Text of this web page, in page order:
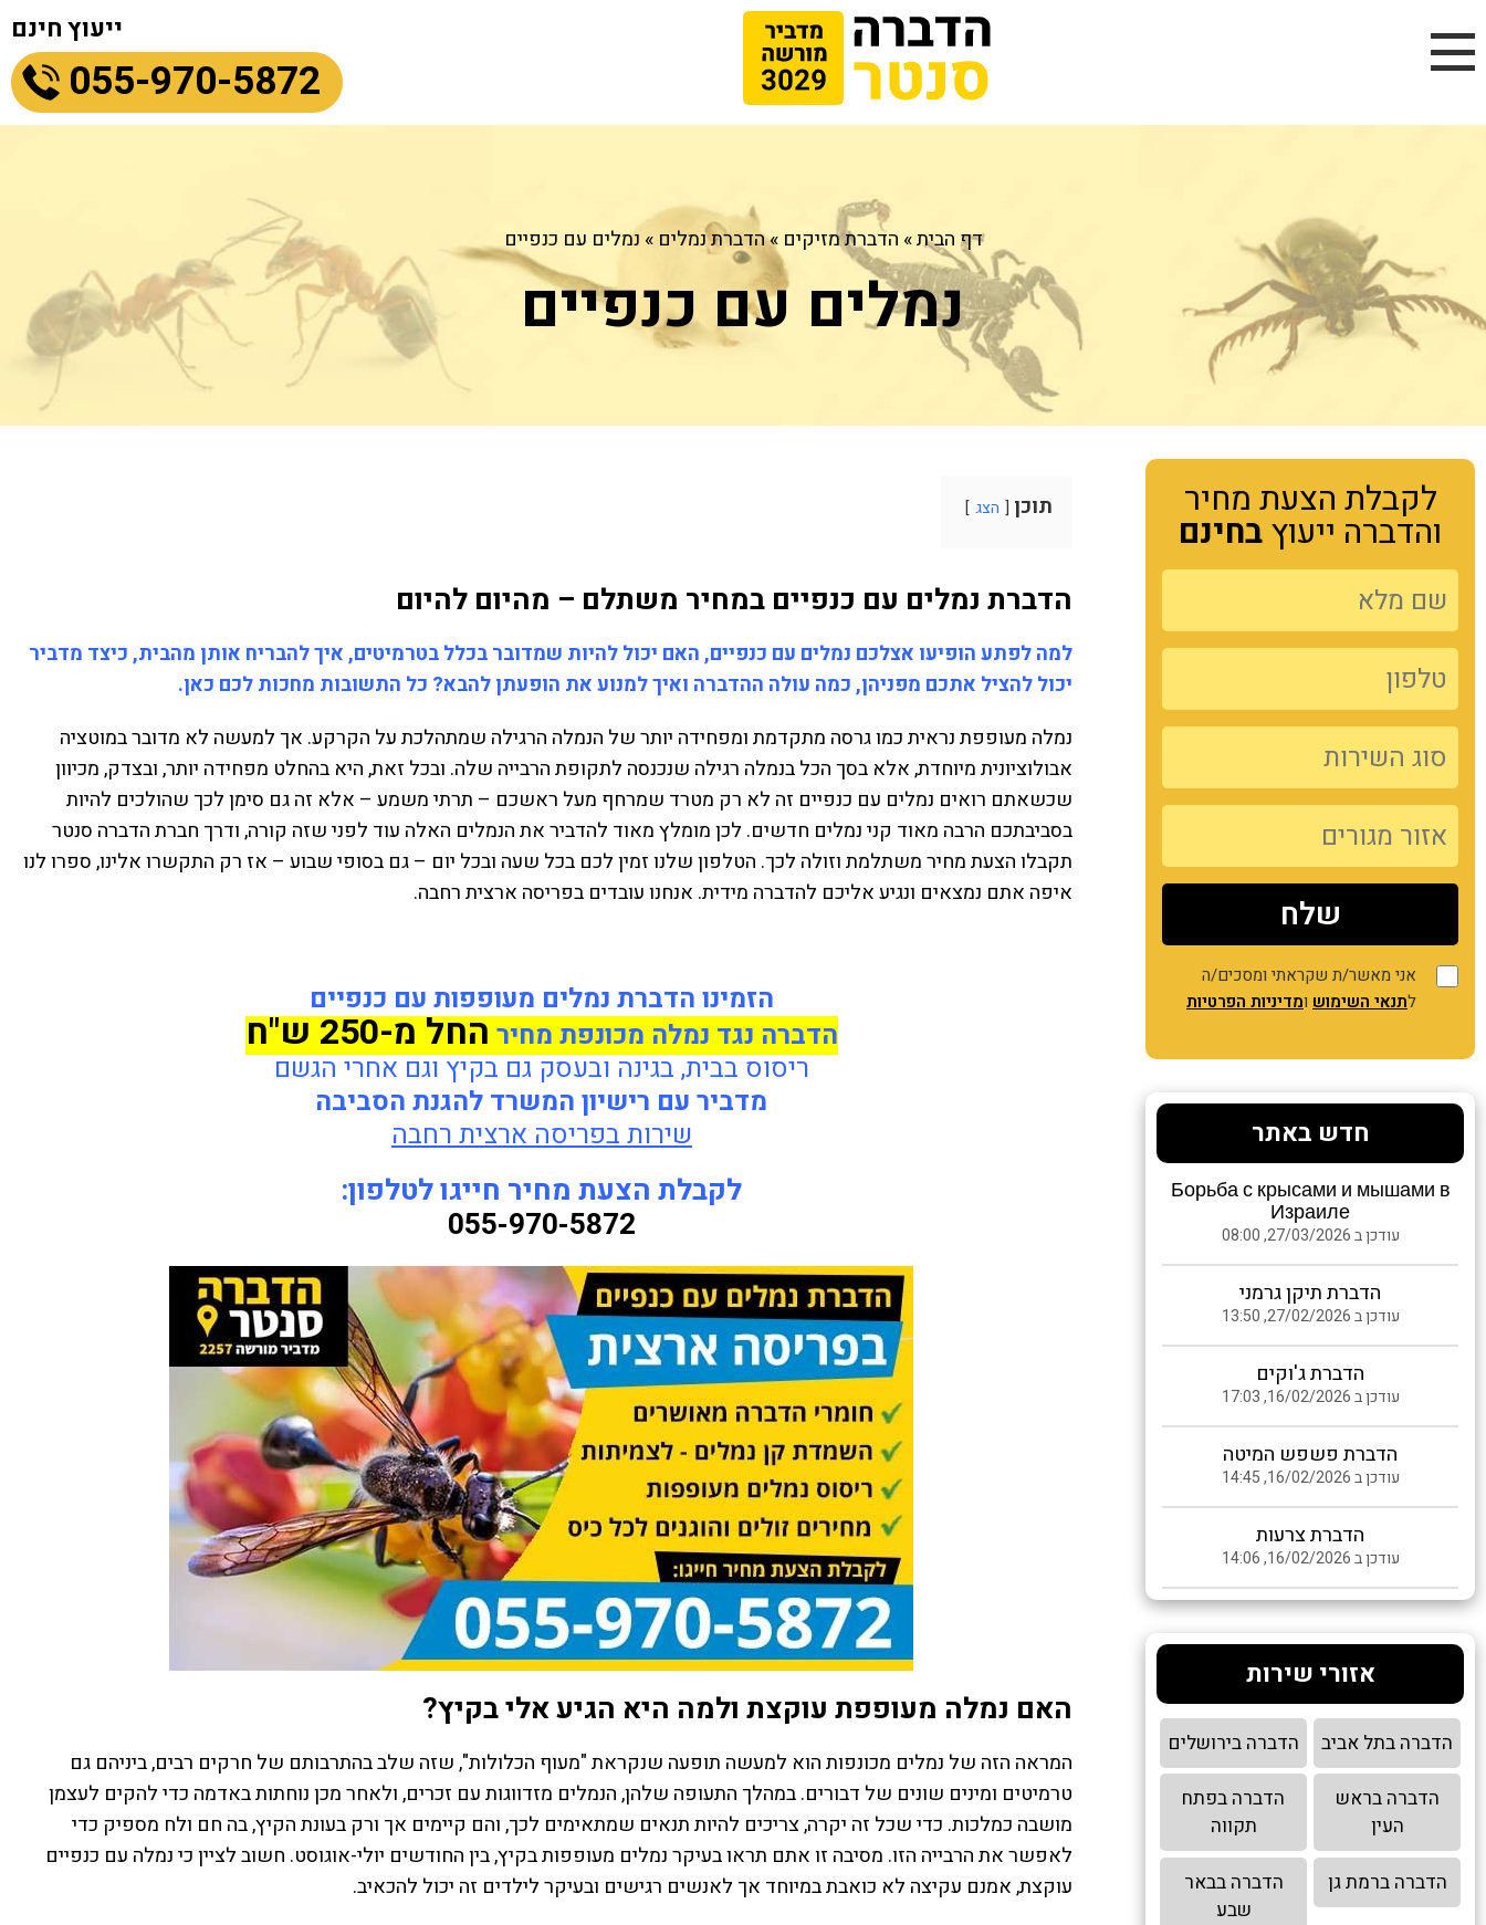
ייעוץ חינם
055-970-5872
דף הבית» הדברת מזיקים »הדברת נמלים » נמלים עם כנפיים
נמלים עם כנפיים
תוכן הצג
הדברת נמלים עם כנפיים במחיר משתלם – מהיום להיום
למה לפתע הופיעו אצלכם נמלים עם כנפיים, האם יכול להיות שמדובר בכלל בטרמיטים, איך להבריח אותן מהבית, כיצד מדביר
יכול להציל אתכם מפניהן, כמה עולה ההדברה ואיך למנוע את הופעתן להבא? כל התשובות מחכות לכם כאן.
נמלה מעופפת נראית כמו גרסה מתקדמת ומפחידה יותר של הנמלה הרגילה שמתהלכת על הקרקע. אך למעשה לא מדובר במוטציה
אבולוציונית מיוחדת, אלא בסך הכל בנמלה רגילה שנכנסה לתקופת הרבייה שלה. ובכל זאת, היא בהחלט מפחידה יותר, ובצדק, מכיוון
שכשאתם רואים נמלים עם כנפיים זה לא רק מטרד שמרחף מעל ראשכם – תרתי משמע – אלא זה גם סימן לכך שהולכים להיות
בסביבתכם הרבה מאוד קני נמלים חדשים. לכן מומלץ מאוד להדביר את הנמלים האלה עוד לפני שזה קורה, ודרך חברת הדברה סנטר
תקבלו הצעת מחיר משתלמת וזולה לכך. הטלפון שלנו זמין לכם בכל שעה ובכל יום – גם בסופי שבוע – אז רק התקשרו אלינו, ספרו לנו
איפה אתם נמצאים ונגיע אליכם להדברה מידית. אנחנו עובדים בפריסה ארצית רחבה.
הזמינו הדברת נמלים מעופפות עם כנפיים
הדברה נגד נמלה מכונפת מחירהחל מ-250 ש"ח
ריסוס בבית, בגינה ובעסק גם בקיץ וגם אחרי הגשם
מדביר עם רישיון המשרד להגנת הסביבה
שירות בפריסה ארצית רחבה
לקבלת הצעת מחיר חייגו לטלפון:
055-970-5872
האם נמלה מעופפת עוקצת ולמה היא הגיע אלי בקיץ?
המראה הזה של נמלים מכונפות הוא למעשה תופעה שנקראת "מעוף הכלולות", שזה שלב בהתרבותם של חרקים רבים, ביניהם גם
טרמיטים ומינים שונים של דבורים. במהלך התעופה שלהן, הנמלים מזדווגות עם זכרים, ולאחר מכן נוחתות באדמה כדי להקים לעצמן
מושבה כמלכות. כדי שכל זה יקרה, צריכים להיות תנאים שמתאימים לכך, והם קיימים אך ורק בעונת הקיץ, בה חם ולח מספיק כדי
לאפשר את הרבייה הזו. מסיבה זו אתם תראו בעיקר נמלים מעופפות בקיץ, בין החודשים יולי-אוגוסט. חשוב לציין כי נמלה עם כנפיים
עוקצת, אמנם עקיצה לא כואבת במיוחד אך לאנשים רגישים ובעיקר לילדים זה יכול להכאיב.
לקבלת הצעת מחיר
והדברה ייעוץבחינם
אני מאשר/ת שקראתי ומסכים/ה
לתנאי השימוש ומדיניות הפרטיות
חדש באתר
Борьба с крысами и мышами в
Израиле
עודכן ב 27/03/2026, 08:00
הדברת תיקן גרמני
עודכן ב 27/02/2026, 13:50
הדברת ג'וקים
עודכן ב 16/02/2026, 17:03
הדברת פשפש המיטה
עודכן ב 16/02/2026, 14:45
הדברת צרעות
עודכן ב 16/02/2026, 14:06
אזורי שירות
הדברה בתל אביב הדברה בירושלים
הדברה בראש
העין
הדברה בפתח
תקווה
הדברה ברמת גן
הדברה בבאר
שבע